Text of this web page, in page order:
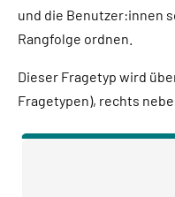
und die Benutzer:innen
Rangfolge ordnen.
Dieser Fragetyp wird
Fragetypen), rechts